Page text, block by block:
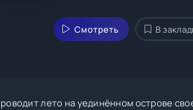
Смотреть В
лето на уединённом острове